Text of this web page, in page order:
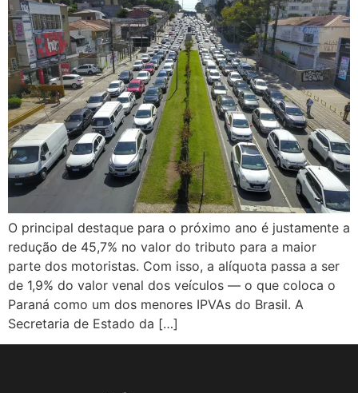
O principal destaque para o próximo ano é justamente a
redução de 45,7% no valor do tributo para a maior
parte dos motoristas. Com isso, a alíquota passa a ser
de 1,9% do valor venal dos veículos — o que coloca o
Paraná como um dos menores IPVAs do Brasil. A
Secretaria de Estado da […]